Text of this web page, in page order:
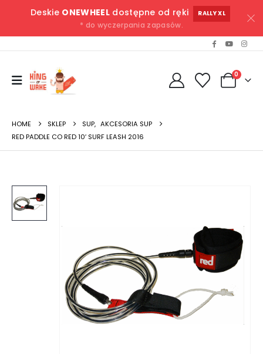
Deskie ONEWHEELdostępne od ręki RALLY XL
* do wyczerpania zapasów.
0
HOME SKLEP SUP, AKCESORIA SUP
RED PADDLE CO RED 10′ SURF LEASH 2016